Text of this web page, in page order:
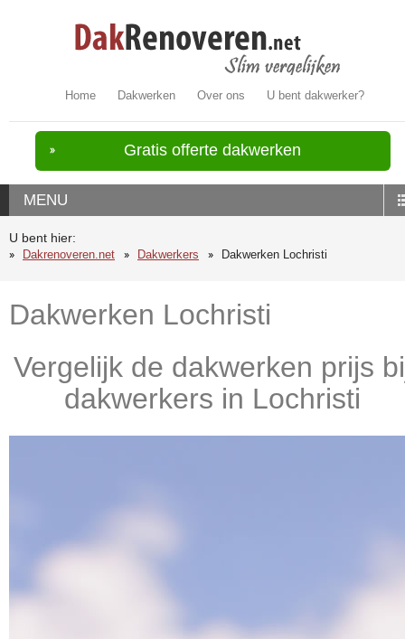
Home Dakwerken Over ons U bent dakwerker?
Gratis offerte dakwerken
MENU
U bent hier:
Dakrenoveren.net
Dakwerkers Dakwerken Lochristi
Dakwerken Lochristi
Vergelijk de dakwerken prijs
dakwerkers in Lochristi